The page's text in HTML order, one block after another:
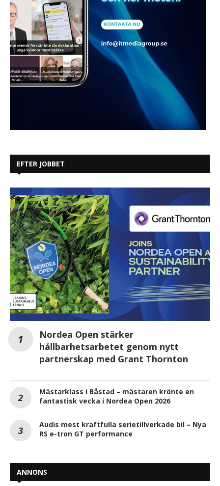
EFTER JOBBET
Nordea Open stärker
hållbarhetsarbetet genom nytt
partnerskap med Grant Thornton
Mästarklass i Båstad – mästaren krönte en
fantastisk vecka i Nordea Open 2026
Audis mest kraftfulla serietillverkade bil – Nya
RS e-tron GT performance
ANNONS